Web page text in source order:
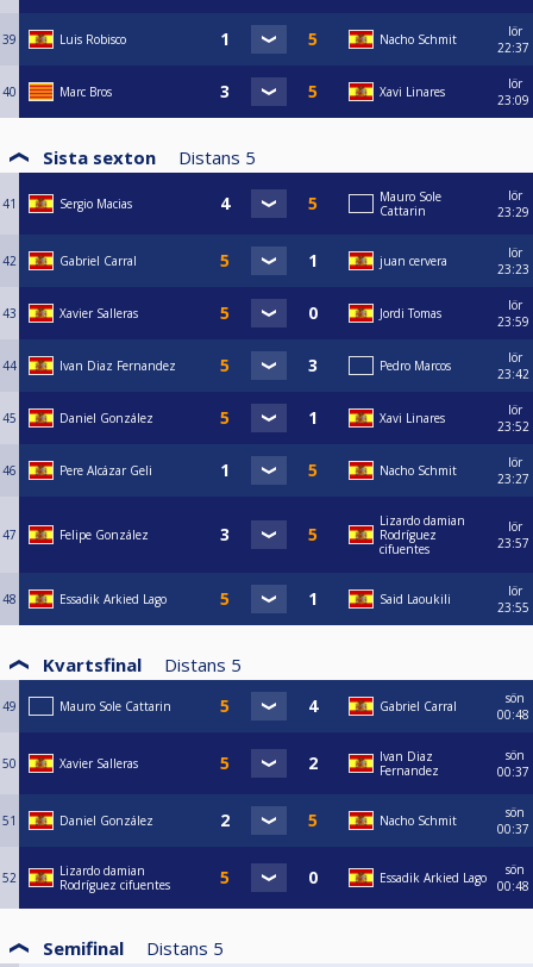
39 Luis Robisco Nacho Schmit
lör
22:37
40 Marc Bros Xavi Linares
lör
23:09
Sista sexton Distans 5
41 Sergio Macias
Mauro Sole
Cattarin
lör
23:29
42 Gabriel Carral juan cervera
lör
23:23
43 Xavier Salleras Jordi Tomas
lör
23:59
44 Ivan Diaz Fernandez Pedro Marcos
lör
23:42
45 Daniel González Xavi Linares
lör
23:52
46 Pere Alcázar Geli Nacho Schmit
lör
23:27
47 Felipe González
Lizardo damian
Rodríguez
cifuentes
lör
23:57
48 Essadik Arkied Lago Said Laoukili
lör
23:55
Kvartsfinal Distans 5
49 Mauro Sole Cattarin Gabriel Carral
sön
00:48
50 Xavier Salleras
Ivan Diaz
Fernandez
sön
00:37
51 Daniel González Nacho Schmit
sön
00:37
52
Lizardo damian
Rodríguez cifuentes
Essadik Arkied Lago
sön
00:48
Semifinal Distans 5